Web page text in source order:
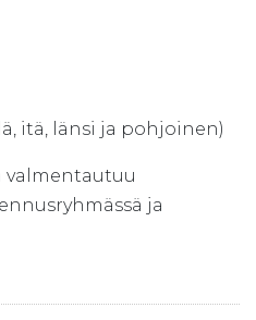
itä, länsi ja pohjoinen)
valmentautuu
ja